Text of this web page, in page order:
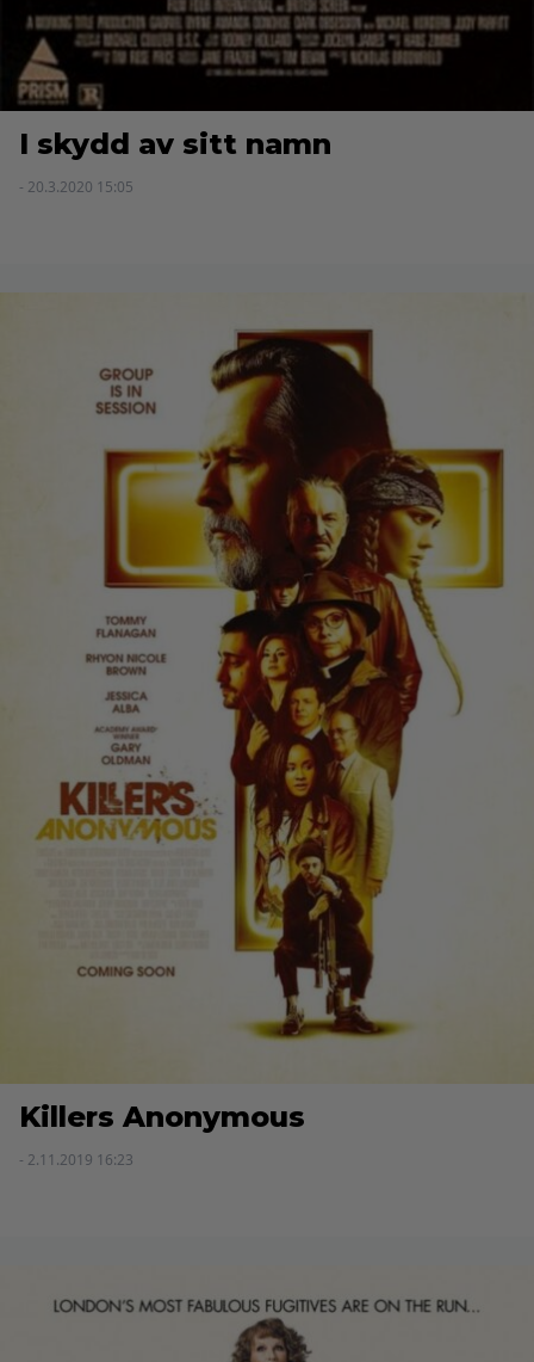
I skydd av sitt namn
- 20.3.2020 15:05
Killers Anonymous
- 2.11.2019 16:23